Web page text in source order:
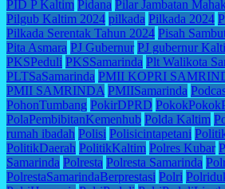
PID P Kaltim Pidana Pilar Jambatan
Pilgub Kaltim 2024 pilkada Pilkada 2024
Pilkada Serentak Tahun 2024 Pisah
Pita Asmara PJ Gubernur PJ gubernur
PKSPeduli PKSSamarinda Plt Walikota
PLTSaSamarinda PMII KOPRI
PMII SAMRINDA PMIISamarinda
PohonTumbang PokirDPRD
PolaPembibitanKemenhub Polda Kaltim
rumah ibadah Polisi Polisicintapetani
PolitikDaerah PolitikKaltim Polres Kubar
Samarinda Polresta Polresta Samarinda
PolrestaSamarindaBerprestasi Polri